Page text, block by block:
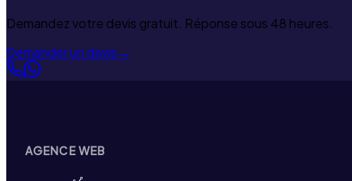
Demandez votre devis gratuit. Réponse sous 48 heures.
Demander un devis→
AGENCE WEB